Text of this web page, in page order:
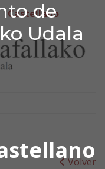
de
Udala
de
Castellano
Volver